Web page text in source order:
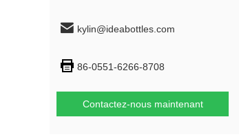
kylin@ideabottles.com
86-0551-6266-8708
Contactez-nous maintenant